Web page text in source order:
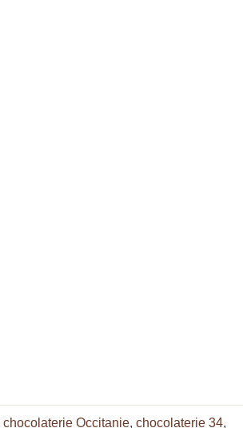
chocolaterie Occitanie, chocolaterie 34,